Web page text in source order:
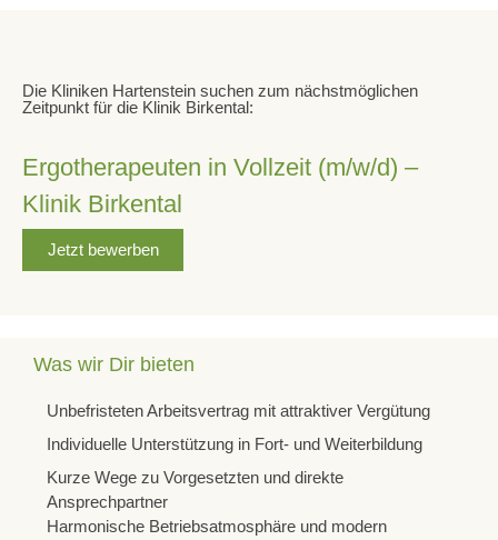
Die Kliniken Hartenstein suchen zum nächstmöglichen
Zeitpunkt für die Klinik Birkental:
Ergotherapeuten in Vollzeit (m/w/d) –
Klinik Birkental
Jetzt bewerben
Was wir Dir bieten
Unbefristeten Arbeitsvertrag mit attraktiver Vergütung
Individuelle Unterstützung in Fort- und Weiterbildung
Kurze Wege zu Vorgesetzten und direkte
Ansprechpartner
Harmonische Betriebsatmosphäre und modern
34537 Bad Wildungen
Tel: 0 56 21 - 750
Fax: 0 56 21 - 75 11 01
verwaltung-quellental@kliniken-hartenstein.de
Fachklinik für Orthopädie und Psychosomatik
Zur Herche 2
34537 Bad Wildungen
Tel: 0 56 21 - 760
Fax: 0 56 21 - 76 10 09